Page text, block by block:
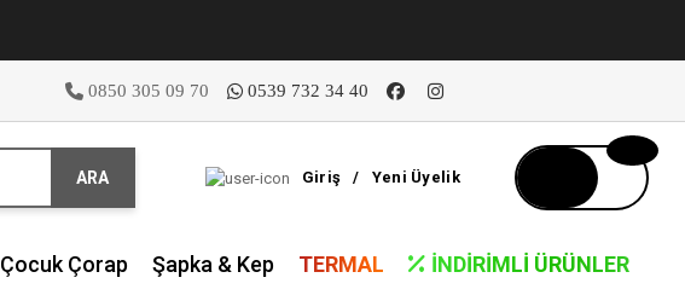
0850 305 09 70 0539 732 34 40
ARA Giriş / Yeni Üyelik
Çocuk Çorap Şapka & Kep TERMAL İNDIRIMLI ÜRÜNLER